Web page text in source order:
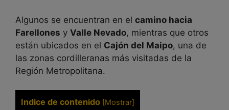
Algunos se encuentran en el camino hacia
Farellones y Valle Nevado, mientras que otros
están ubicados en el Cajón del Maipo, una de
las zonas cordilleranas más visitadas de la
Región Metropolitana.
Indice de contenido [Mostrar]